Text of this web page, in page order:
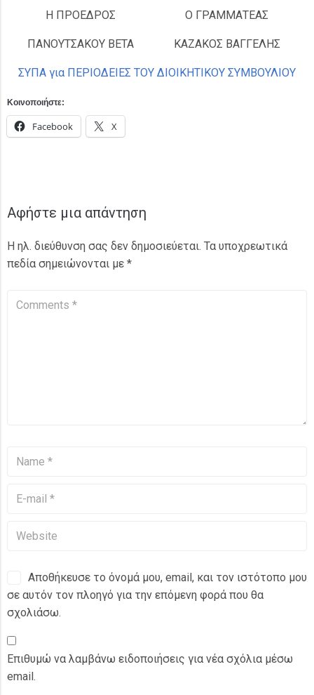
Η ΠΡΟΕΔΡΟΣ
ΠΑΝΟΥΤΣΑΚΟΥ ΒΕΤΑ
Ο ΓΡΑΜΜΑΤΕΑΣ
ΚΑΖΑΚΟΣ ΒΑΓΓΕΛΗΣ
ΣΥΠΑ για ΠΕΡΙΟΔΕΙΕΣ ΤΟΥ ΔΙΟΙΚΗΤΙΚΟΥ ΣΥΜΒΟΥΛΙΟΥ
Κοινοποιήστε:
Facebook X
Αφήστε μια απάντηση
Η ηλ. διεύθυνση σας δεν δημοσιεύεται. Τα υποχρεωτικά
πεδία σημειώνονται με *
Αποθήκευσε το όνομά μου, email, και τον ιστότοπο μου
σε αυτόν τον πλοηγό για την επόμενη φορά που θα
σχολιάσω.
Επιθυμώ να λαμβάνω ειδοποιήσεις για νέα σχόλια μέσω
email.